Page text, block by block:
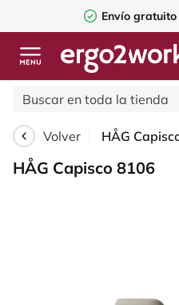
Envío gratuito
Volver
HÅG Capisco 8106